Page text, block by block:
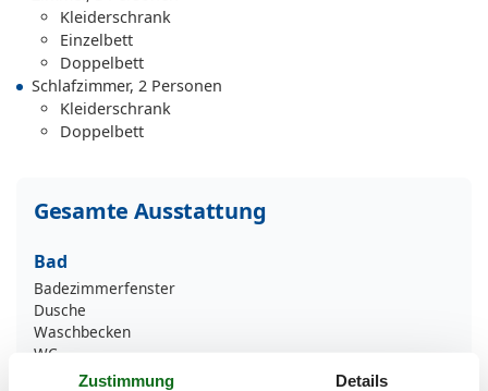
Kleiderschrank
Einzelbett
Doppelbett
Schlafzimmer, 2 Personen
Kleiderschrank
Doppelbett
Gesamte Ausstattung
Bad
Badezimmerfenster
Dusche
Waschbecken
WC
Zustimmung Details